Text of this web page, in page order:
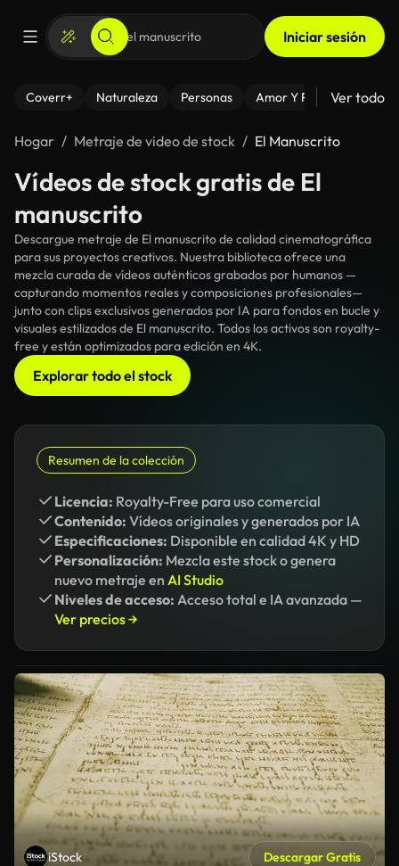
Iniciar sesión
Coverr+ Naturaleza Personas Amor Y Relaciones
Ver todo
Hogar Metraje de video de stock El Manuscrito
Vídeos de stock gratis de El
manuscrito
Descargue metraje de El manuscrito de calidad cinematográfica
para sus proyectos creativos. Nuestra biblioteca ofrece una
mezcla curada de vídeos auténticos grabados por humanos —
capturando momentos reales y composiciones profesionales—
junto con clips exclusivos generados por IA para fondos en bucle y
visuales estilizados de El manuscrito. Todos los activos son royalty-
free y están optimizados para edición en 4K.
Explorar todo el stock
Resumen de la colección
Licencia: Royalty-Free para uso comercial
Contenido: Vídeos originales y generados por IA
Especificaciones: Disponible en calidad 4K y HD
Personalización: Mezcla este stock o genera
nuevo metraje en AI Studio
Niveles de acceso: Acceso total e IA avanzada —
Ver precios →
iStock Descargar Gratis